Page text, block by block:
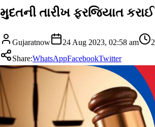
મુદતની તારીખ ફરજિયાત કરાઈ
Gujaratnow 24 Aug 2023, 02:58 am 2
Share:WhatsAppFacebookTwitter